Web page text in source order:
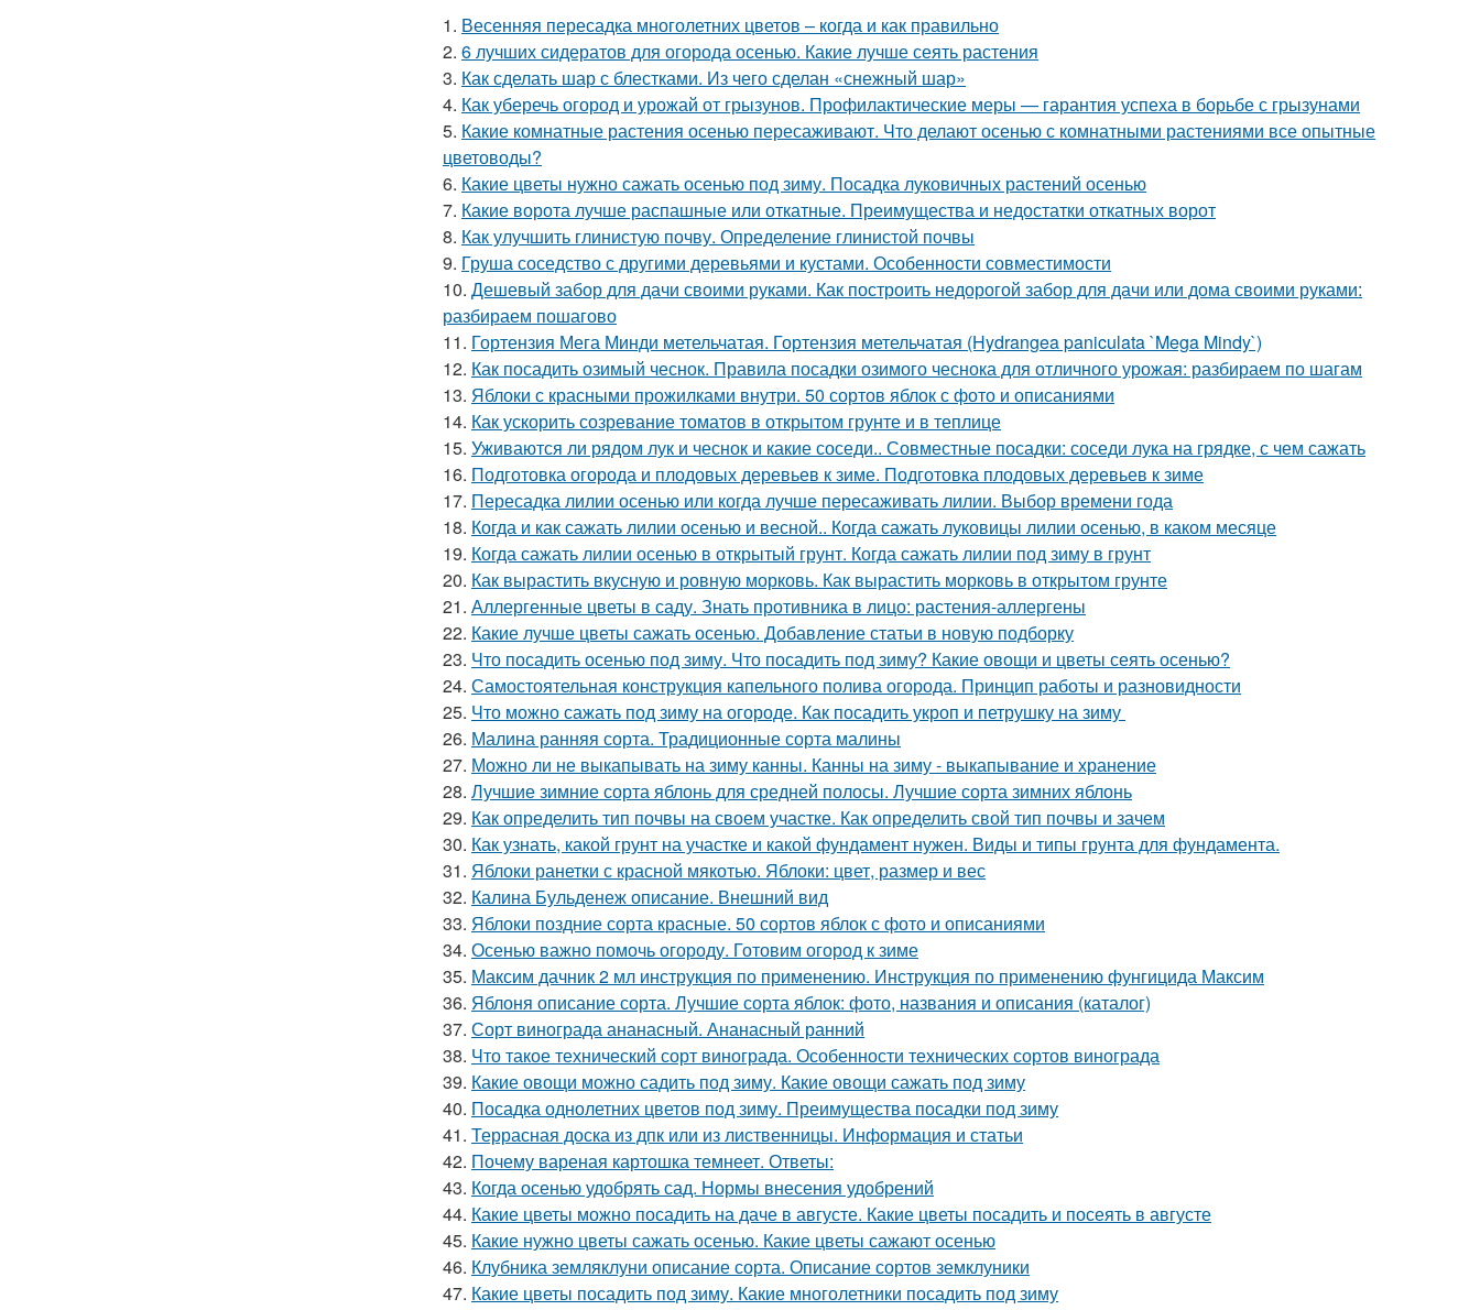
1. Весенняя пересадка многолетних цветов – когда и как правильно
2. 6 лучших сидератов для огорода осенью. Какие лучше сеять растения
3. Как сделать шар с блестками. Из чего сделан «снежный шар»
4. Как уберечь огород и урожай от грызунов. Профилактические меры — гарантия успеха в борьбе с грызунами
5. Какие комнатные растения осенью пересаживают. Что делают осенью с комнатными растениями все опытные
цветоводы?
6. Какие цветы нужно сажать осенью под зиму. Посадка луковичных растений осенью
7. Какие ворота лучше распашные или откатные. Преимущества и недостатки откатных ворот
8. Как улучшить глинистую почву. Определение глинистой почвы
9. Груша соседство с другими деревьями и кустами. Особенности совместимости
10. Дешевый забор для дачи своими руками. Как построить недорогой забор для дачи или дома своими руками:
разбираем пошагово
11. Гортензия Мега Минди метельчатая. Гортензия метельчатая (Hydrangea paniculata `Mega Mindy`)
12. Как посадить озимый чеснок. Правила посадки озимого чеснока для отличного урожая: разбираем по шагам
13. Яблоки с красными прожилками внутри. 50 сортов яблок с фото и описаниями
14. Как ускорить созревание томатов в открытом грунте и в теплице
15. Уживаются ли рядом лук и чеснок и какие соседи.. Совместные посадки: соседи лука на грядке, с чем сажать
16. Подготовка огорода и плодовых деревьев к зиме. Подготовка плодовых деревьев к зиме
17. Пересадка лилии осенью или когда лучше пересаживать лилии. Выбор времени года
18. Когда и как сажать лилии осенью и весной.. Когда сажать луковицы лилии осенью, в каком месяце
19. Когда сажать лилии осенью в открытый грунт. Когда сажать лилии под зиму в грунт
20. Как вырастить вкусную и ровную морковь. Как вырастить морковь в открытом грунте
21. Аллергенные цветы в саду. Знать противника в лицо: растения-аллергены
22. Какие лучше цветы сажать осенью. Добавление статьи в новую подборку
23. Что посадить осенью под зиму. Что посадить под зиму? Какие овощи и цветы сеять осенью?
24. Самостоятельная конструкция капельного полива огорода. Принцип работы и разновидности
25. Что можно сажать под зиму на огороде. Как посадить укроп и петрушку на зиму
26. Малина ранняя сорта. Традиционные сорта малины
27. Можно ли не выкапывать на зиму канны. Канны на зиму - выкапывание и хранение
28. Лучшие зимние сорта яблонь для средней полосы. Лучшие сорта зимних яблонь
29. Как определить тип почвы на своем участке. Как определить свой тип почвы и зачем
30. Как узнать, какой грунт на участке и какой фундамент нужен. Виды и типы грунта для фундамента.
31. Яблоки ранетки с красной мякотью. Яблоки: цвет, размер и вес
32. Калина Бульденеж описание. Внешний вид
33. Яблоки поздние сорта красные. 50 сортов яблок с фото и описаниями
34. Осенью важно помочь огороду. Готовим огород к зиме
35. Максим дачник 2 мл инструкция по применению. Инструкция по применению фунгицида Максим
36. Яблоня описание сорта. Лучшие сорта яблок: фото, названия и описания (каталог)
37. Сорт винограда ананасный. Ананасный ранний
38. Что такое технический сорт винограда. Особенности технических сортов винограда
39. Какие овощи можно садить под зиму. Какие овощи сажать под зиму
40. Посадка однолетних цветов под зиму. Преимущества посадки под зиму
41. Террасная доска из дпк или из лиственницы. Информация и статьи
42. Почему вареная картошка темнеет. Ответы:
43. Когда осенью удобрять сад. Нормы внесения удобрений
44. Какие цветы можно посадить на даче в августе. Какие цветы посадить и посеять в августе
45. Какие нужно цветы сажать осенью. Какие цветы сажают осенью
46. Клубника земляклуни описание сорта. Описание сортов земклуники
47. Какие цветы посадить под зиму. Какие многолетники посадить под зиму